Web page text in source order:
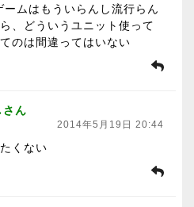
ムはもういらんし流行らん
、どういうユニット使って
のは間違ってはいない
ん
2014年5月19日 20:44
くない